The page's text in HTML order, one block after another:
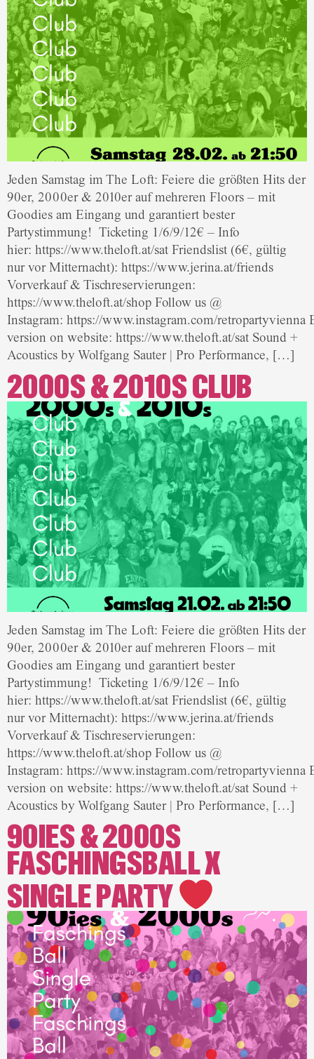
Jeden Samstag im The Loft: Feiere die größten Hits der
90er, 2000er & 2010er auf mehreren Floors – mit
Goodies am Eingang und garantiert bester
Partystimmung! Ticketing 1/6/9/12€ – Info
hier: https://www.theloft.at/sat Friendslist (6€, gültig
nur vor Mitternacht): https://www.jerina.at/friends
Vorverkauf & Tischreservierungen:
https://www.theloft.at/shop Follow us @
Instagram: https://www.instagram.com/retropartyvienna
version on website: https://www.theloft.at/sat Sound +
Acoustics by Wolfgang Sauter | Pro Performance, […]
2000S & 2010S CLUB
Jeden Samstag im The Loft: Feiere die größten Hits der
90er, 2000er & 2010er auf mehreren Floors – mit
Goodies am Eingang und garantiert bester
Partystimmung! Ticketing 1/6/9/12€ – Info
hier: https://www.theloft.at/sat Friendslist (6€, gültig
nur vor Mitternacht): https://www.jerina.at/friends
Vorverkauf & Tischreservierungen:
https://www.theloft.at/shop Follow us @
Instagram: https://www.instagram.com/retropartyvienna
version on website: https://www.theloft.at/sat Sound +
Acoustics by Wolfgang Sauter | Pro Performance, […]
90IES & 2000S
FASCHINGSBALL X
SINGLE PARTY